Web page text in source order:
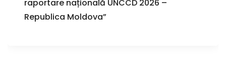
raportare națională UNCCD 2026 –
Republica Moldova”